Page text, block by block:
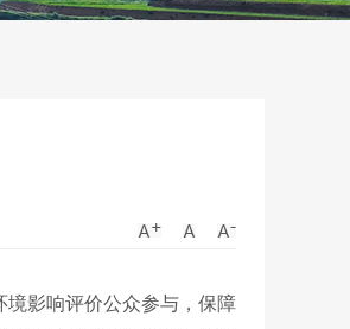
影响评价公众参与，保障